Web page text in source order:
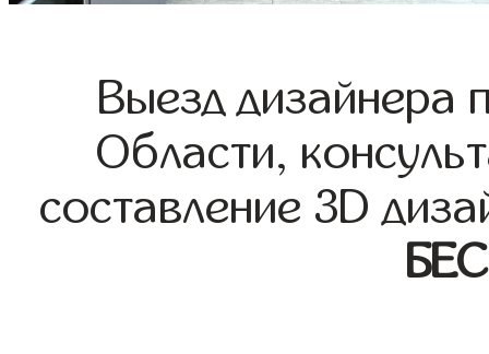
Выезд дизайнера
Области,
составление 3D